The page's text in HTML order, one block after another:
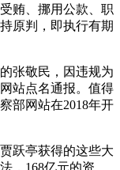
、挪用公款、职
原判，即执行有期
敬民，因违规为
点名通报。值得
察部网站在2018年开
贾跃亭获得的这些大
，168亿元的资